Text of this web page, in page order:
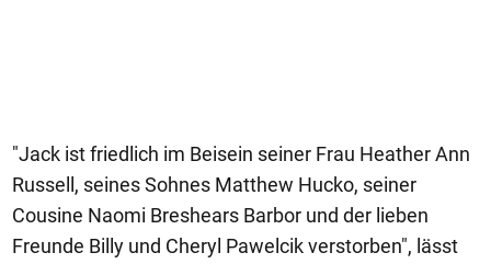
"Jack ist friedlich im Beisein seiner Frau Heather Ann
Russell, seines Sohnes Matthew Hucko, seiner
Cousine Naomi Breshears Barbor und der lieben
Freunde Billy und Cheryl Pawelcik verstorben", lässt